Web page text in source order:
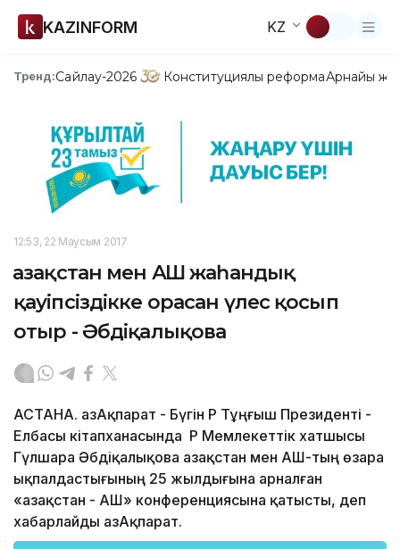
KAZINFORM KZ
Тренд:Сайлау-2026 Конституциялық реформаАрнайы
12:53, 22 Маусым 2017
Қазақстан мен АҚШ жаһандық
қауіпсіздікке орасан үлес қосып
отыр - Әбдіқалықова
АСТАНА. ҚазАқпарат - Бүгін ҚР Тұңғыш Президенті -
Елбасы кітапханасында ҚР Мемлекеттік хатшысы
Гүлшара Әбдіқалықова Қазақстан мен АҚШ-тың өзара
ықпалдастығының 25 жылдығына арналған
«Қазақстан - АҚШ» конференциясына қатысты, деп
хабарлайды ҚазАқпарат.